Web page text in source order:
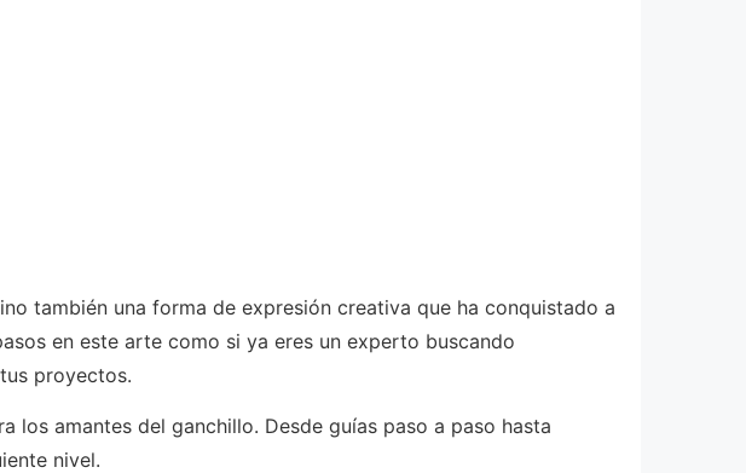
también una forma de expresión creativa que ha conquistado a
en este arte como si ya eres un experto buscando
proyectos.
los amantes del ganchillo. Desde guías paso a paso hasta
nivel.